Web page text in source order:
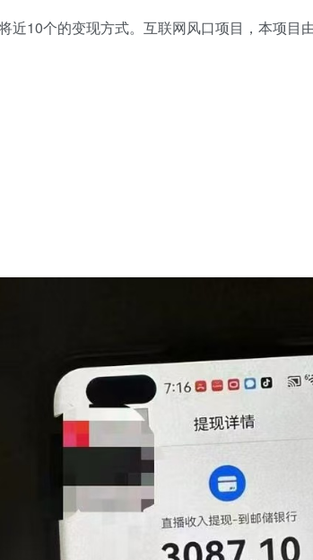
近10个的变现方式。互联网风口项目，本项目